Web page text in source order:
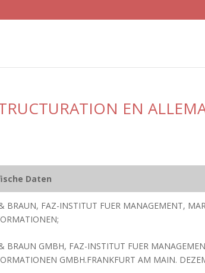
EN
Daten
BRAUN, FAZ-INSTITUT FUER MANAGEMENT,
BRAUN GMBH, FAZ-INSTITUT FUER
GMBH.FRANKFURT AM MAIN.